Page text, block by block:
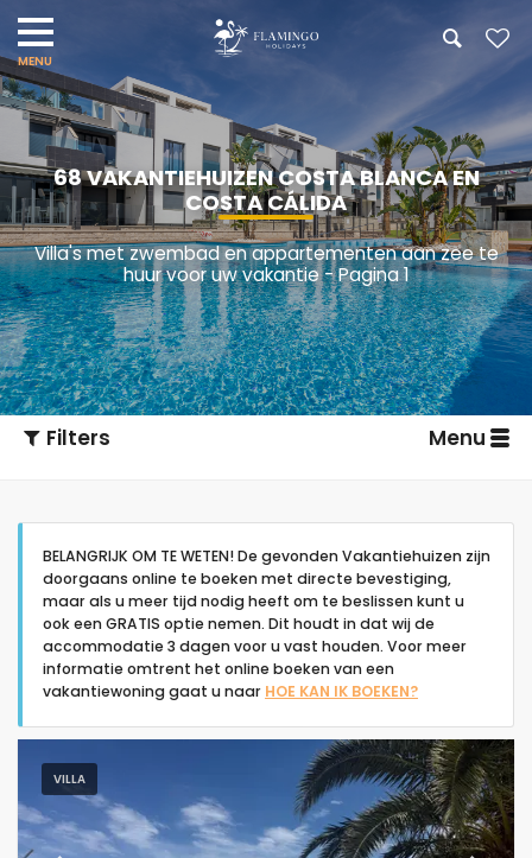
68 VAKANTIEHUIZEN COSTA BLANCA EN
COSTA CÁLIDA
Villa's met zwembad en appartementen aan zee te
huur voor uw vakantie - Pagina 1
Filters Menu
Type accommodatie
Mensen
Slaapkamers
BELANGRIJK OM TE WETEN! De gevonden Vakantiehuizen zijn
doorgaans online te boeken met directe bevestiging,
maar als u meer tijd nodig heeft om te beslissen kunt u
ook een GRATIS optie nemen. Dit houdt in dat wij de
accommodatie 3 dagen voor u vast houden. Voor meer
informatie omtrent het online boeken van een
vakantiewoning gaat u naar HOE KAN IK BOEKEN?
VILLA